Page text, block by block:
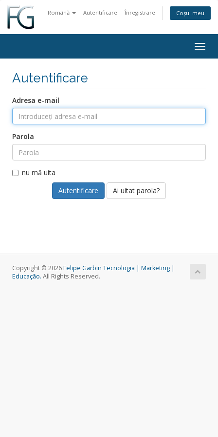
Română Autentificare Înregistrare Coșul meu
Autentificare
Adresa e-mail
Parola
nu mă uita
Ai uitat parola?
Copyright © 2026Felipe Garbin Tecnologia | Marketing |
Educação. All Rights Reserved.